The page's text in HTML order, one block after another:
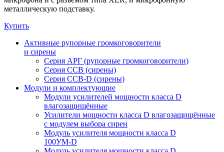
металлическую подставку.
Купить
Активные рупорные громкоговорители
и сирены
Серия АРГ (рупорные громкоговорители)
Серия ССВ (сирены)
Серия ССВ-D (сирены)
Модули и комплектующие
Модули усилителей мощности класса D
влагозащищённые
Усилители мощности класса D влагозащищённые
с модулем выбора сирен
Модуль усилителя мощности класса D
100УМ-D